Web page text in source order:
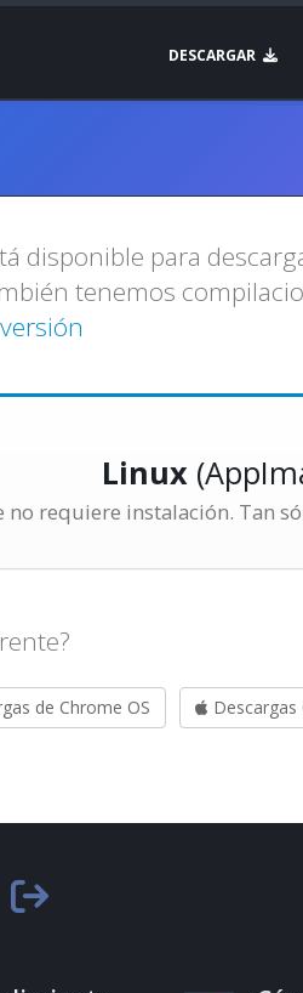
DESCARGAR
disponible para
tenemos
Linux
no requiere instalación. Tan
de Chrome OS Descargas